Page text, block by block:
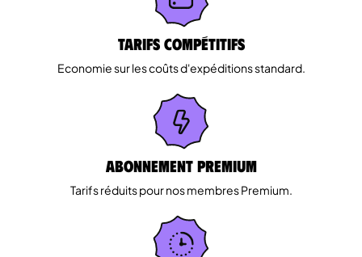
Tarifs Compétitifs
Economie sur les coûts d'expéditions standard.
Abonnement Premium
Tarifs réduits pour nos membres Premium.